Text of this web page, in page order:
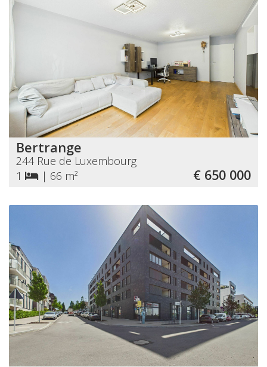
Bertrange
244 Rue de Luxembourg
1
| 66 m² € 650 000